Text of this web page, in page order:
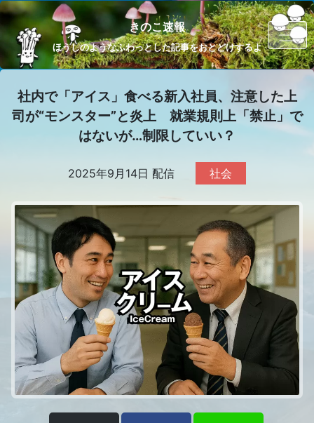
きのこ速報
ほうしのようなふわっとした記事をおとどけするよ
社内で「アイス」食べる新入社員、注意した上
司が“モンスター”と炎上 就業規則上「禁止」で
はないが…制限していい？
2025年9月14日 配信 社会